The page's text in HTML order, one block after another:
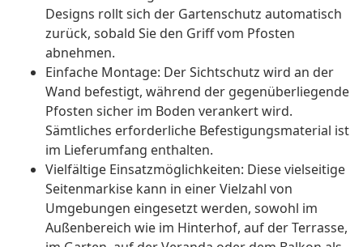
Designs rollt sich der Gartenschutz automatisch
zurück, sobald Sie den Griff vom Pfosten
abnehmen.
Einfache Montage: Der Sichtschutz wird an der
Wand befestigt, während der gegenüberliegende
Pfosten sicher im Boden verankert wird.
Sämtliches erforderliche Befestigungsmaterial ist
im Lieferumfang enthalten.
Vielfältige Einsatzmöglichkeiten: Diese vielseitige
Seitenmarkise kann in einer Vielzahl von
Umgebungen eingesetzt werden, sowohl im
Außenbereich wie im Hinterhof, auf der Terrasse,